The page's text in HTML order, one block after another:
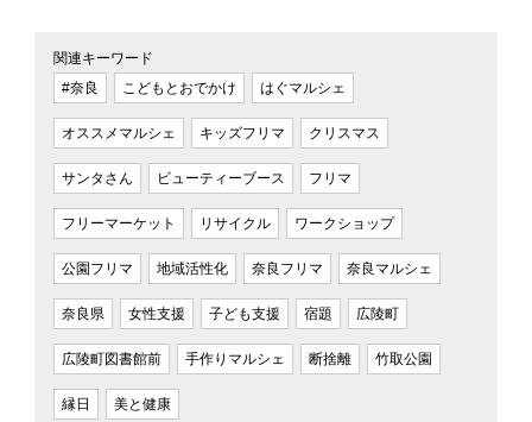
関連キーワード
#奈良
こどもとおでかけ はぐマルシェ
オススメマルシェ キッズフリマ クリスマス
サンタさん ビューティーブース フリマ
フリーマーケット リサイクル ワークショップ
公園フリマ 地域活性化 奈良フリマ 奈良マルシェ
奈良県 女性支援 子ども支援 宿題 広陵町
広陵町図書館前 手作りマルシェ 断捨離 竹取公園
縁日 美と健康